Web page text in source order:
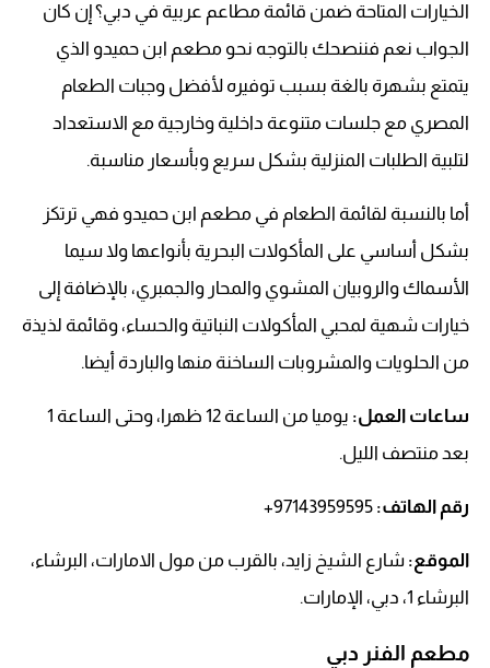
الخيارات المتاحة ضمن قائمة مطاعم عربية في دبي؟ إن كان
الجواب نعم فننصحك بالتوجه نحو مطعم ابن حميدو الذي
يتمتع بشهرة بالغة بسبب توفيره لأفضل وجبات الطعام
المصري مع جلسات متنوعة داخلية وخارجية مع الاستعداد
لتلبية الطلبات المنزلية بشكل سريع وبأسعار مناسبة.
أما بالنسبة لقائمة الطعام في مطعم ابن حميدو فهي ترتكز
بشكل أساسي على المأكولات البحرية بأنواعها ولا سيما
الأسماك والروبيان المشوي والمحار والجمبري، بالإضافة إلى
خيارات شهية لمحبي المأكولات النباتية والحساء، وقائمة لذيذة
من الحلويات والمشروبات الساخنة منها والباردة أيضا.
ساعات العمل:
يوميا من الساعة 12 ظهرا، وحتى الساعة 1
بعد منتصف الليل.
رقم الهاتف:
97143959595+
الموقع: شارع الشيخ زايد، بالقرب من مول الامارات، البرشاء،
البرشاء 1، دبي، الإمارات.
مطعم الفنر دبي